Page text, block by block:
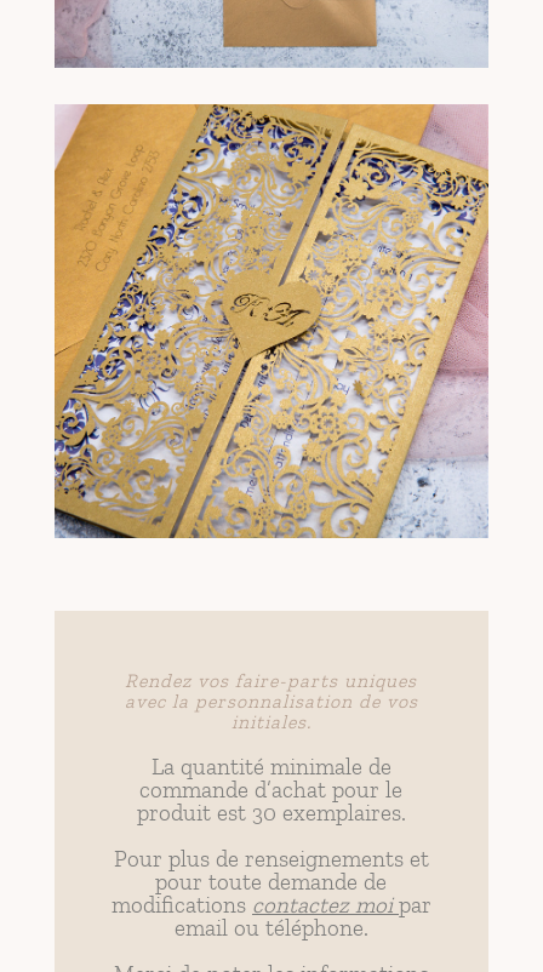
Rendez vos faire-parts uniques
avec la personnalisation de vos
initiales.
La quantité minimale de
commande d’achat pour le
produit est 30 exemplaires.
Pour plus de renseignements et
pour toute demande de
modifications contactez moipar
email ou téléphone.